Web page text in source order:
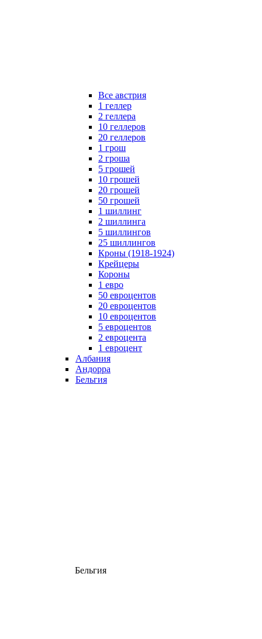
Все австрия
1 геллер
2 геллера
10 геллеров
20 геллеров
1 грош
2 гроша
5 грошей
10 грошей
20 грошей
50 грошей
1 шиллинг
2 шиллинга
5 шиллингов
25 шиллингов
Кроны (1918-1924)
Крейцеры
Короны
1 евро
50 евроцентов
20 евроцентов
10 евроцентов
5 евроцентов
2 евроцента
1 евроцент
Албания
Андорра
Бельгия
Бельгия